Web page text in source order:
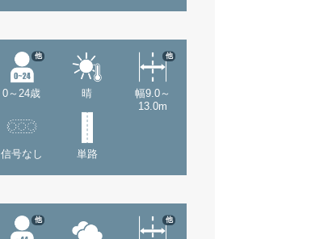
0～24歳
他
晴
幅9.0～
13.0m
他
信号なし 単路
他 他